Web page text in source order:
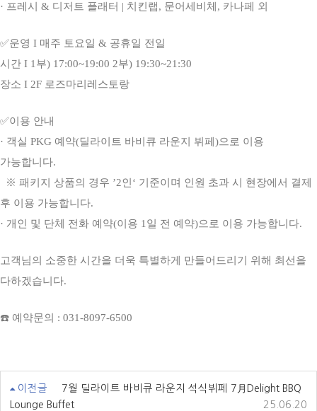
· 프레시 & 디저트 플래터 | 치킨랩, 문어세비체, 카나페 외
✅운영 I 매주 토요일 & 공휴일 전일
시간 I 1부) 17:00~19:00 2부) 19:30~21:30
장소 I 2F 로즈마리레스토랑
✅이용 안내
· 객실 PKG 예약(딜라이트 바비큐 라운지 뷔페)으로 이용
가능합니다.
※ 패키지 상품의 경우 ’2인‘ 기준이며 인원 초과 시 현장에서 결제
후 이용 가능합니다.
· 개인 및 단체 전화 예약(이용 1일 전 예약)으로 이용 가능합니다.
고객님의 소중한 시간을 더욱 특별하게 만들어드리기 위해 최선을
다하겠습니다.
☎️ 예약문의 : 031-8097-6500
이전글
7월 딜라이트 바비큐 라운지 석식뷔페 7月Delight BBQ
Lounge Buffet
25.06.20